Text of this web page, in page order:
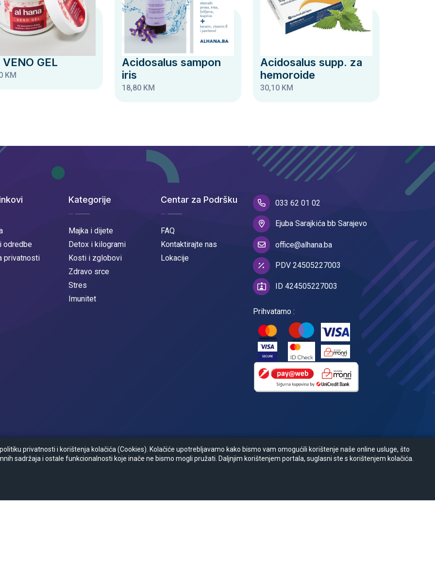
GEL
KM
Acidosalus sampon
iris
18,80 KM
Acidosalus supp. za
hemoroide
30,10 KM
odredbe
privatnosti
Kategorije
Majka i dijete
Detox i kilogrami
Kosti i zglobovi
Zdravo srce
Stres
Imunitet
Centar za Podršku
FAQ
Kontaktirajte nas
Lokacije
033 62 01 02
Ejuba Sarajkića bb Sarajevo
office@alhana.ba
PDV 24505227003
ID 424505227003
Prihvatamo :
privatnosti i korištenja kolačića (Cookies). Kolačiće upotrebljavamo kako bismo vam omogućili korištenje naše online usluge, što
sadržaja i ostale funkcionalnosti koje inače ne bismo mogli pružati. Daljnjim korištenjem portala, suglasni ste s korištenjem kolačića.